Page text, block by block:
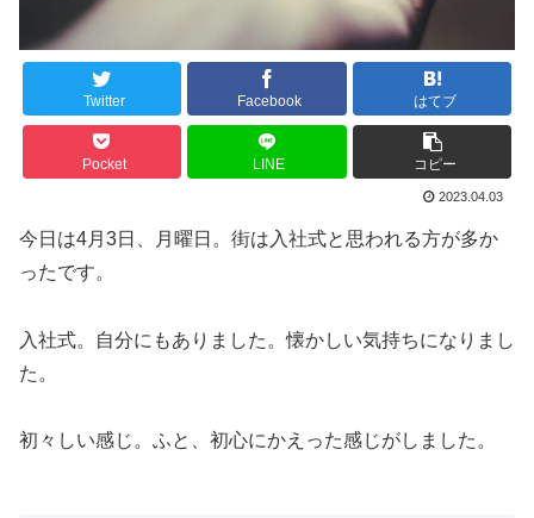
Twitter Facebook はてブ
Pocket LINE コピー
2023.04.03
今日は4月3日、月曜日。街は入社式と思われる方が多か
ったです。
入社式。自分にもありました。懐かしい気持ちになりまし
た。
初々しい感じ。ふと、初心にかえった感じがしました。